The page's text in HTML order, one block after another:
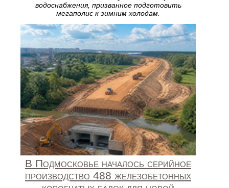
водоснабжения, призванное подготовить
мегаполис к зимним холодам.
В Подмосковье началось серийное
производство 488 железобетонных